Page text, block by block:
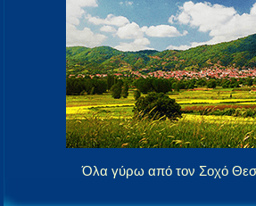
Όλα γύρω από τον Σοχό